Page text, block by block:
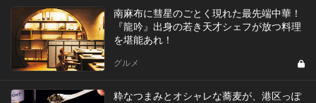
南麻布に彗星のごとく現れた最先端中華！
『龍吟』出身の若き天才シェフが放つ料理
を堪能あれ！
グルメ
粋なつまみとオシャレな蕎麦が、港区っぽ